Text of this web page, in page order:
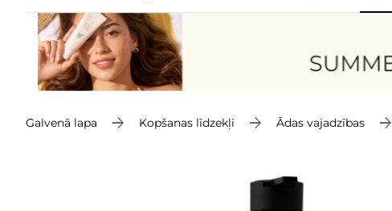
Galvenā lapa Kopšanas līdzekļi Ādas vajadzības